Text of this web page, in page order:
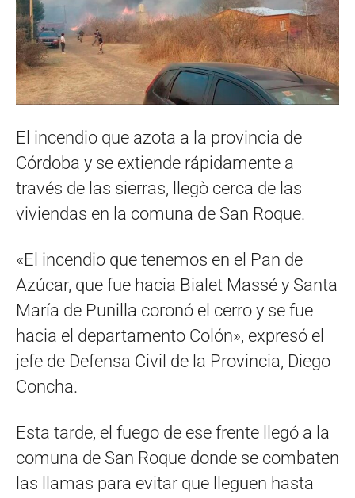
El incendio que azota a la provincia de
Córdoba y se extiende rápidamente a
través de las sierras, llegò cerca de las
viviendas en la comuna de San Roque.
«El incendio que tenemos en el Pan de
Azúcar, que fue hacia Bialet Massé y Santa
María de Punilla coronó el cerro y se fue
hacia el departamento Colón», expresó el
jefe de Defensa Civil de la Provincia, Diego
Concha.
Esta tarde, el fuego de ese frente llegó a la
comuna de San Roque donde se combaten
las llamas para evitar que lleguen hasta